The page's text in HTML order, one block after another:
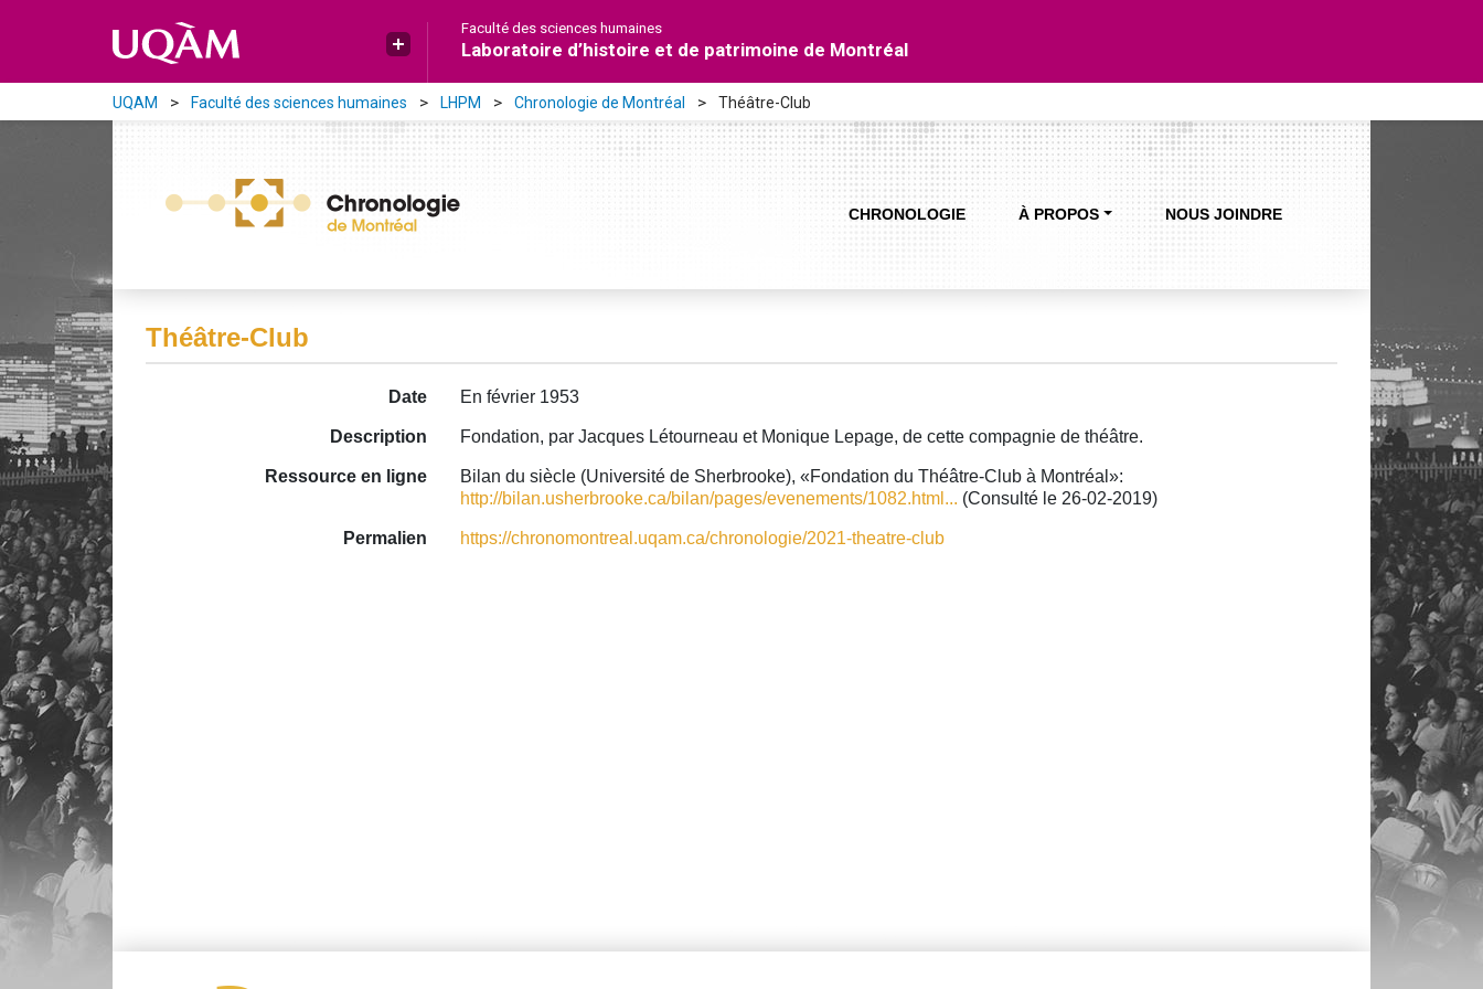
Faculté des sciences humaines
Laboratoire d’histoire et de patrimoine de Montréal
UQAM Faculté des sciences humaines LHPM Chronologie de Montréal Théâtre-Club
CHRONOLOGIE À PROPOS NOUS JOINDRE
Théâtre-Club
Date En février 1953
Description Fondation, par Jacques Létourneau et Monique Lepage, de cette compagnie de théâtre.
Ressource en ligne
Bilan du siècle (Université de Sherbrooke), «Fondation du Théâtre-Club à Montréal»:
http://bilan.usherbrooke.ca/bilan/pages/evenements/1082.html... (Consulté le 26-02-2019)
Permalien https://chronomontreal.uqam.ca/chronologie/2021-theatre-club